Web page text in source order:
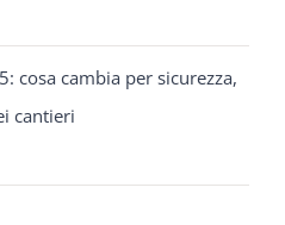
cosa cambia per sicurezza,
cantieri